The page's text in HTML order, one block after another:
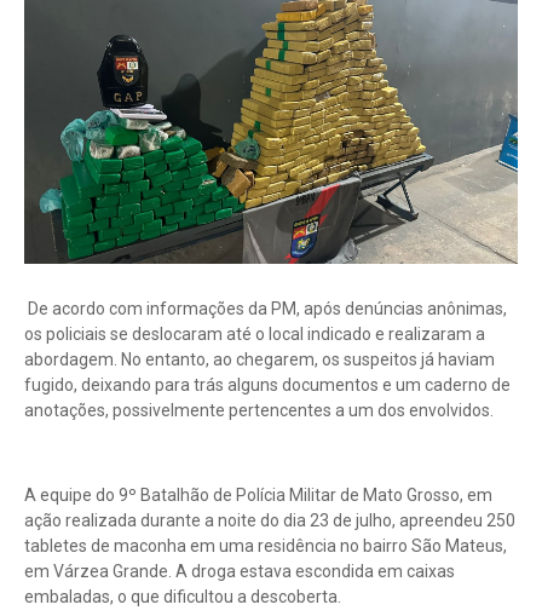
De acordo com informações da PM, após denúncias anônimas,
os policiais se deslocaram até o local indicado e realizaram a
abordagem. No entanto, ao chegarem, os suspeitos já haviam
fugido, deixando para trás alguns documentos e um caderno de
anotações, possivelmente pertencentes a um dos envolvidos.
A equipe do 9º Batalhão de Polícia Militar de Mato Grosso, em
ação realizada durante a noite do dia 23 de julho, apreendeu 250
tabletes de maconha em uma residência no bairro São Mateus,
em Várzea Grande. A droga estava escondida em caixas
embaladas, o que dificultou a descoberta.